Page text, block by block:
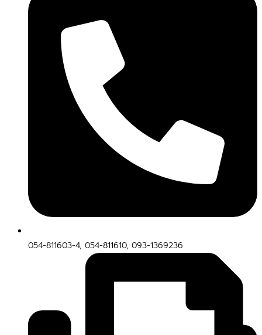
054-811603-4, 054-811610, 093-1369236